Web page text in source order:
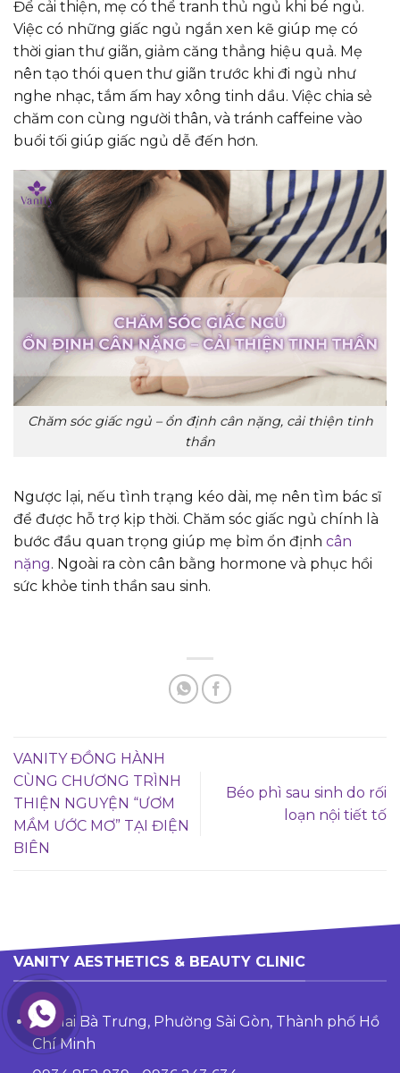
Để cải thiện, mẹ có thể tranh thủ ngủ khi bé ngủ.
Việc có những giấc ngủ ngắn xen kẽ giúp mẹ có
thời gian thư giãn, giảm căng thẳng hiệu quả. Mẹ
nên tạo thói quen thư giãn trước khi đi ngủ như
nghe nhạc, tắm ấm hay xông tinh dầu. Việc chia sẻ
chăm con cùng người thân, và tránh caffeine vào
buổi tối giúp giấc ngủ dễ đến hơn.
Chăm sóc giấc ngủ – ổn định cân nặng, cải thiện tinh
thần
Ngược lại, nếu tình trạng kéo dài, mẹ nên tìm bác sĩ
để được hỗ trợ kịp thời. Chăm sóc giấc ngủ chính là
bước đầu quan trọng giúp mẹ bỉm ổn định cân
nặng. Ngoài ra còn cân bằng hormone và phục hồi
sức khỏe tinh thần sau sinh.
VANITY ĐỒNG HÀNH
CÙNG CHƯƠNG TRÌNH
THIỆN NGUYỆN “ƯƠM
MẦM ƯỚC MƠ” TẠI ĐIỆN
BIÊN
Béo phì sau sinh do rối
loạn nội tiết tố
VANITY AESTHETICS & BEAUTY CLINIC
24 Hai Bà Trưng, Phường Sài Gòn, Thành phố Hồ
Chí Minh